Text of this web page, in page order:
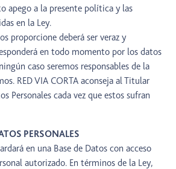
apego a la presente política y las
en la Ley.
proporcione deberá ser veraz y
en todo momento por los datos
caso seremos responsables de la
RED VIA CORTA aconseja al Titular
Personales cada vez que estos sufran
PERSONALES
en una Base de Datos con acceso
autorizado. En términos de la Ley,